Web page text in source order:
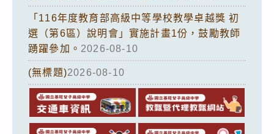
「116年度教育部高級中等學校教學卓越獎 初
選（第6區）說明會」實施計畫1份，鼓勵教師
踴躍參加。 2026-08-10
(無標題)2026-08-10